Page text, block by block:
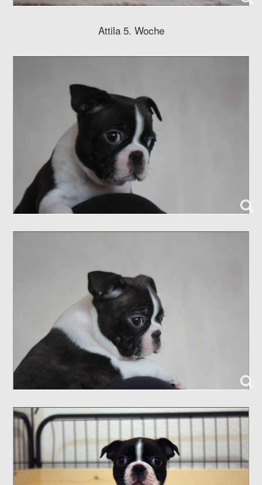
Attila 5. Woche